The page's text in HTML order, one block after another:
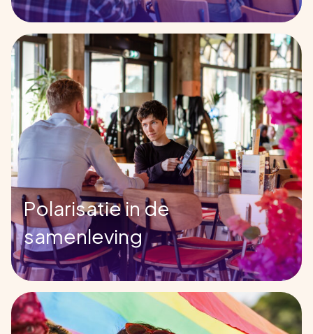
Polarisatie in de
samenleving